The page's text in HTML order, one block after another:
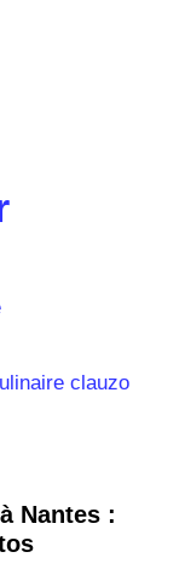
Nantes :